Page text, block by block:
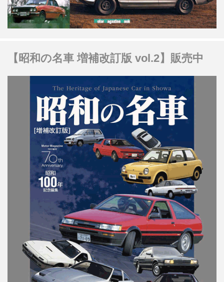
【昭和の名車 増補改訂版 vol.2】販売中